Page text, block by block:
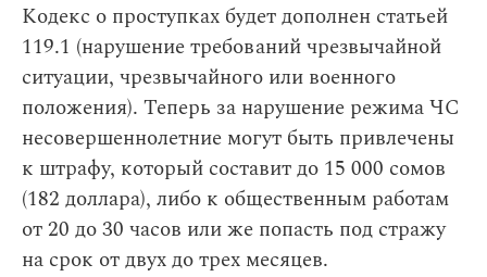
Кодекс о проступках будет дополнен статьей
119.1 (нарушение требований чрезвычайной
ситуации, чрезвычайного или военного
положения). Теперь за нарушение режима ЧС
несовершеннолетние могут быть привлечены
к штрафу, который составит до 15 000 сомов
(182 доллара), либо к общественным работам
от 20 до 30 часов или же попасть под стражу
на срок от двух до трех месяцев.